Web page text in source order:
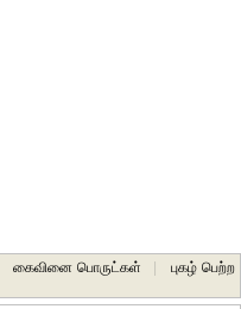
கைவினை பொருட்கள்
புகழ் பெற்ற